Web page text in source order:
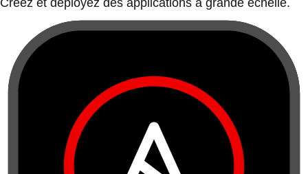
Créez et déployez des applications à grande échelle.